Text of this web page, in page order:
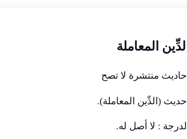
الدِّين المعاملة
أحاديث منتشرة لا تصح
حديث (الدِّين المعاملة).
الدرجة : لا أصل له.